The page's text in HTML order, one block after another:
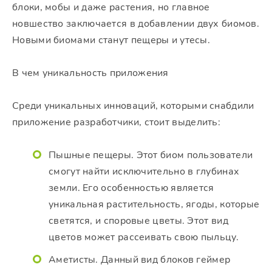
блоки, мобы и даже растения, но главное
новшество заключается в добавлении двух биомов.
Новыми биомами станут пещеры и утесы.
В чем уникальность приложения
Среди уникальных инноваций, которыми снабдили
приложение разработчики, стоит выделить:
Пышные пещеры. Этот биом пользователи
смогут найти исключительно в глубинах
земли. Его особенностью является
уникальная растительность, ягоды, которые
светятся, и споровые цветы. Этот вид
цветов может рассеивать свою пыльцу.
Аметисты. Данный вид блоков геймер